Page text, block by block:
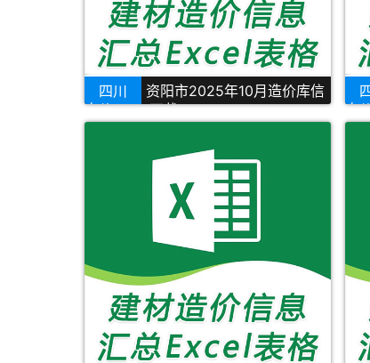
四川
资阳市2025年10月造价库信
息价Excel下载
息